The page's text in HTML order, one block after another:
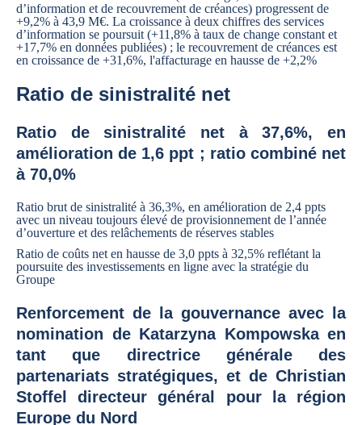
d’information et de recouvrement de créances) progressent de
+9,2% à 43,9 M€. La croissance à deux chiffres des services
d’information se poursuit (+11,8% à taux de change constant et
+17,7% en données publiées) ; le recouvrement de créances est
en croissance de +31,6%, l'affacturage en hausse de +2,2%
Ratio de sinistralité net
Ratio de sinistralité net à 37,6%, en
amélioration de 1,6 ppt ; ratio combiné net
à 70,0%
Ratio brut de sinistralité à 36,3%, en amélioration de 2,4 ppts
avec un niveau toujours élevé de provisionnement de l’année
d’ouverture et des relâchements de réserves stables
Ratio de coûts net en hausse de 3,0 ppts à 32,5% reflétant la
poursuite des investissements en ligne avec la stratégie du
Groupe
Renforcement de la gouvernance avec la
nomination de Katarzyna Kompowska en
tant que directrice générale des
partenariats stratégiques, et de Christian
Stoffel directeur général pour la région
Europe du Nord